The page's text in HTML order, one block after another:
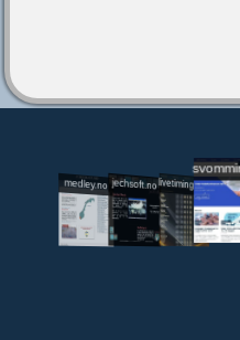
medley.no jechsoft.nolivetiming.medley.no